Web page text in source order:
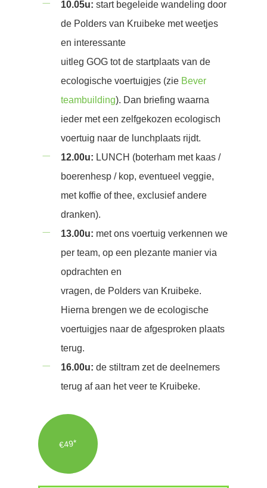
10.05u: start begeleide wandeling door
de Polders van Kruibeke met weetjes
en interessante
uitleg GOG tot de startplaats van de
ecologische voertuigjes (zie Bever
teambuilding). Dan briefing waarna
ieder met een zelfgekozen ecologisch
voertuig naar de lunchplaats rijdt.
12.00u: LUNCH (boterham met kaas /
boerenhesp / kop, eventueel veggie,
met koffie of thee, exclusief andere
dranken).
13.00u: met ons voertuig verkennen we
per team, op een plezante manier via
opdrachten en
vragen, de Polders van Kruibeke.
Hierna brengen we de ecologische
voertuigjes naar de afgesproken plaats
terug.
16.00u: de stiltram zet de deelnemers
terug af aan het veer te Kruibeke.
€49*